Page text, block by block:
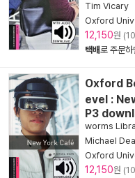
Tim Vicary
Oxford
12,150원
택배로 주문하
Oxford
evel :
P3
worms
Michael
Oxford
12,150원